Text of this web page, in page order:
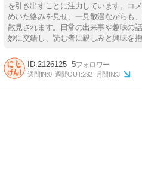
を引き出すことに注力しています。コ
めいた絡みを見せ、一見散漫ながらも
散見されます。日常の出来事や趣味の
妙に交錯し、読む者に親しみと興味を
2126125 5
週間IN:0 週間OUT:292 月間IN:3